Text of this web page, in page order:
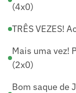
(4x0)
TRÊS VEZES!
Mais uma vez!
(2x0)
Bom saque de